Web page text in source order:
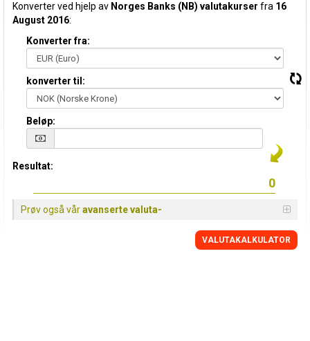
Konverter ved hjelp av Norges Banks (NB) valutakurser fra 16
August 2016:
Konverter fra:
konverter til:
Beløp:
Resultat:
Prøv også våravanserte valuta-
VALUTAKALKULATOR